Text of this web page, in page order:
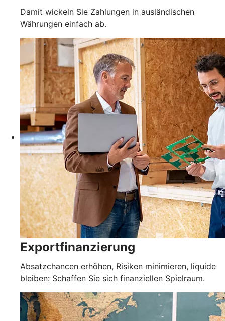
Damit wickeln Sie Zahlungen in ausländischen
Währungen einfach ab.
Exportfinanzierung
Absatzchancen erhöhen, Risiken minimieren, liquide
bleiben: Schaffen Sie sich finanziellen Spielraum.